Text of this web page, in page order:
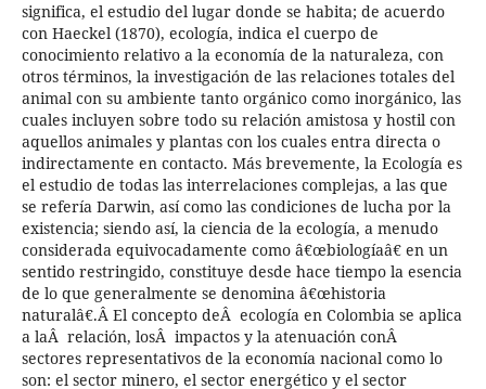
significa, el estudio del lugar donde se habita; de acuerdo
con Haeckel (1870), ecología, indica el cuerpo de
conocimiento relativo a la economía de la naturaleza, con
otros términos, la investigación de las relaciones totales del
animal con su ambiente tanto orgánico como inorgánico, las
cuales incluyen sobre todo su relación amistosa y hostil con
aquellos animales y plantas con los cuales entra directa o
indirectamente en contacto. Más brevemente, la Ecología es
el estudio de todas las interrelaciones complejas, a las que
se refería Darwin, así como las condiciones de lucha por la
existencia; siendo así, la ciencia de la ecología, a menudo
considerada equivocadamente como â€œbiologíaâ€ en un
sentido restringido, constituye desde hace tiempo la esencia
de lo que generalmente se denomina â€œhistoria
naturalâ€.Â El concepto deÂ ecología en Colombia se aplica
a laÂ relación, losÂ impactos y la atenuación conÂ
sectores representativos de la economía nacional como lo
son: el sector minero, el sector energético y el sector